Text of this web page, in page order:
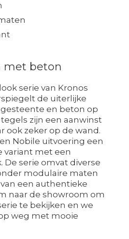
met beton
serie van Kronos
de uiterlijke
en beton op
zijn een aanwinst
ook zeker op de wand.
Nobile uitvoering een
variant met een
De serie omvat diverse
modulaire maten
een authentieke
naar de showroom om
te bekijken en we
weg met mooie